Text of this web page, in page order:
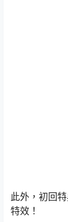
此外，初回
特效！